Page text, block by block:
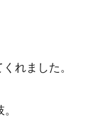
れました。